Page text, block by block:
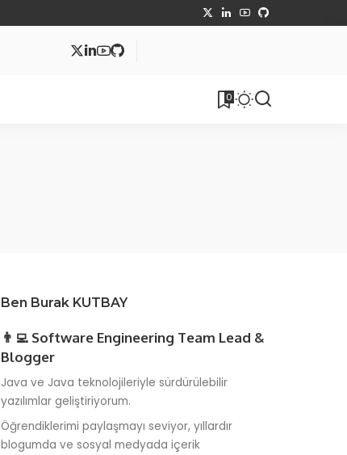
0
Ben Burak KUTBAY
👨‍💻 Software Engineering Team Lead &
Blogger
Java ve Java teknolojileriyle sürdürülebilir
yazılımlar geliştiriyorum.
Öğrendiklerimi paylaşmayı seviyor, yıllardır
blogumda ve sosyal medyada içerik